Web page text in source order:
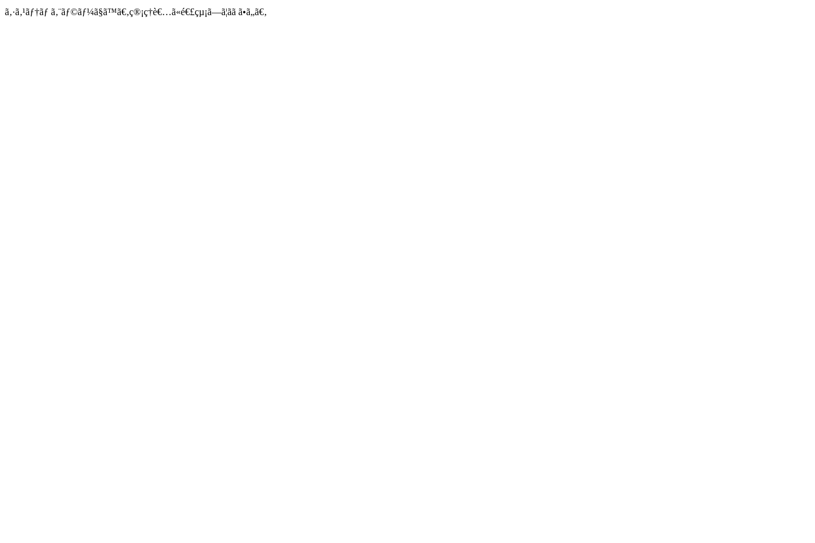
ã‚·ã‚¹ãƒ†ãƒ ã‚¨ãƒ©ãƒ¼ã§ã™ã€‚ç®¡ç†è€…ã«é€£çµ¡ã—ã¦ãã ã•ã„ã€‚